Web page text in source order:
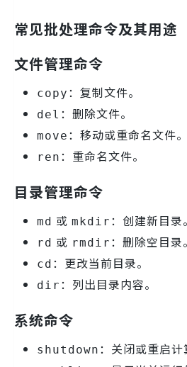
常见批处理命令及其用途
文件管理命令
copy ：复制文件。
del ：删除文件。
move ：移动或重命名文件。
ren ：重命名文件。
目录管理命令
md 或 mkdir ：创建新目录。
rd 或 rmdir ：删除空目录。
cd ：更改当前目录。
dir ：列出目录内容。
系统命令
shutdown ：关闭或重启计